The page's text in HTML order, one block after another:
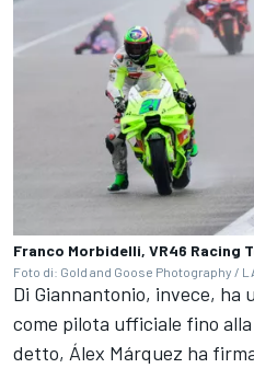
Franco Morbidelli, VR46 Racing
Foto di: Gold and Goose Photography /
Di Giannantonio, invece,
come pilota ufficiale fino
detto, Álex Márquez ha